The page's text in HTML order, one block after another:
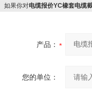
如果你对电缆报价YC橡套电缆
产品：
您的单位：